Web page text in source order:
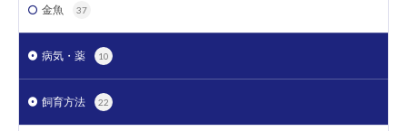
金魚 37
病気・薬 10
飼育方法 22